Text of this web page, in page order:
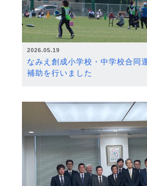
2026.05.19
なみえ創成小学校・中学校合同
補助を行いました